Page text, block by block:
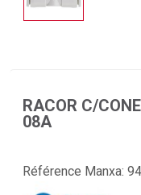
RACOR C/
08A
Référence Manxa: